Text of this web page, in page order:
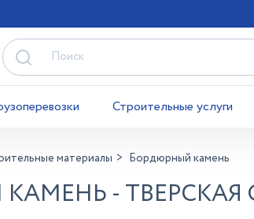
Строительные услуги
материалы Бордюрный камень
- ТВЕРСКАЯ